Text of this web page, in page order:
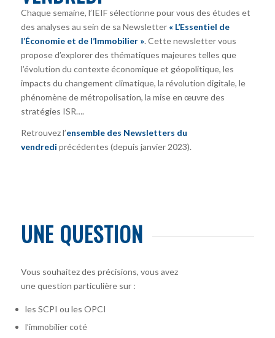
Chaque semaine, l’IEIF sélectionne pour vous des études et
des analyses au sein de sa Newsletter « L’Essentiel de
l’Économie et de l’Immobilier ». Cette newsletter vous
propose d’explorer des thématiques majeures telles que
l’évolution du contexte économique et géopolitique, les
impacts du changement climatique, la révolution digitale, le
phénomène de métropolisation, la mise en œuvre des
stratégies ISR….
Retrouvez l’ensemble des Newsletters du
vendredi précédentes (depuis janvier 2023).
UNE QUESTION
Vous souhaitez des précisions, vous avez
une question particulière sur :
les SCPI ou les OPCI
l’immobilier coté